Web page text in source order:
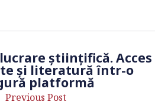
științifică. Acces
și literatură într-o
platformă
Previous Post